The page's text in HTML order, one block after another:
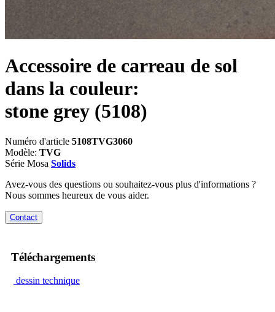
Accessoire de carreau de sol
dans la couleur:
stone grey (5108)
Numéro d'article 5108TVG3060
Modèle: TVG
Série Mosa Solids
Avez-vous des questions ou souhaitez-vous plus d'informations ?
Nous sommes heureux de vous aider.
Contact
Téléchargements
dessin technique